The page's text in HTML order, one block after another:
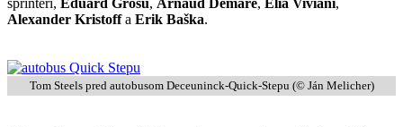
šprintéri, Eduard Grosu, Arnaud Démare, Elia Viviani,
Alexander Kristoffa Erik Baška.
Tom Steels pred autobusom Deceuninck-Quick-Stepu (© Ján Melicher)